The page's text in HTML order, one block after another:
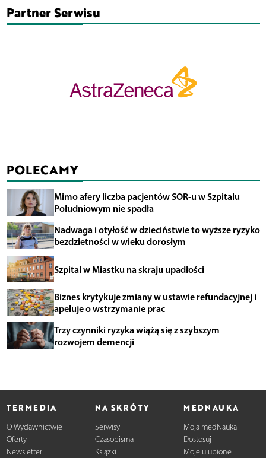
Partner Serwisu
POLECAMY
Mimo afery liczba pacjentów SOR-u w Szpitalu
Południowym nie spadła
Nadwaga i otyłość w dzieciństwie to wyższe ryzyko
bezdzietności w wieku dorosłym
Szpital w Miastku na skraju upadłości
Biznes krytykuje zmiany w ustawie refundacyjnej i
apeluje o wstrzymanie prac
Trzy czynniki ryzyka wiążą się z szybszym
rozwojem demencji
TERMEDIA
O Wydawnictwie
Oferty
Newsletter
NA SKRÓTY
Serwisy
Czasopisma
Książki
MEDNAUKA
Moja medNauka
Dostosuj
Moje ulubione